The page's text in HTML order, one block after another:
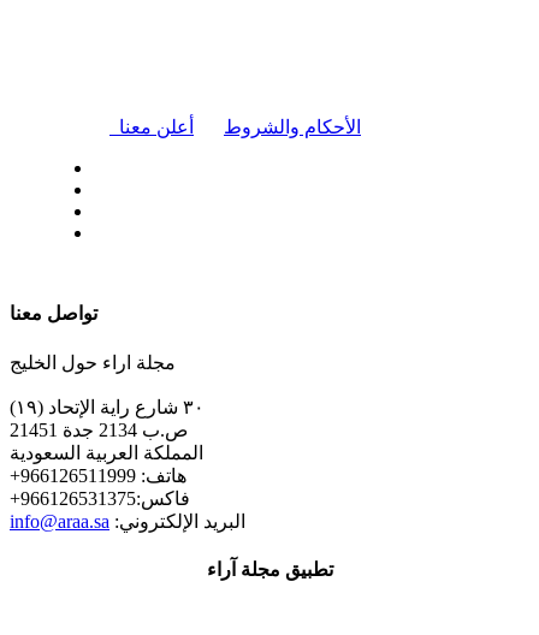
أعلن معنا الأحكام والشروط
تواصل معنا
مجلة اراء حول الخليج
٣٠ شارع راية الإتحاد (١٩)
ص.ب 2134 جدة 21451
المملكة العربية السعودية
+هاتف: 966126511999
+فاكس:966126531375
info@araa.sa :البريد الإلكتروني
تطبيق مجلة آراء